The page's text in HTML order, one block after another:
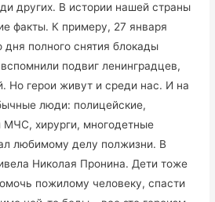
других. В истории нашей страны
факты. К примеру, 27 января
дня полного снятия блокады
подвиг ленинградцев,
Но герои живут и среди нас. И на
люди: полицейские,
МЧС, хирурги, многодетные
любимому делу полжизни. В
Николая Пронина. Дети тоже
пожилому человеку, спасти